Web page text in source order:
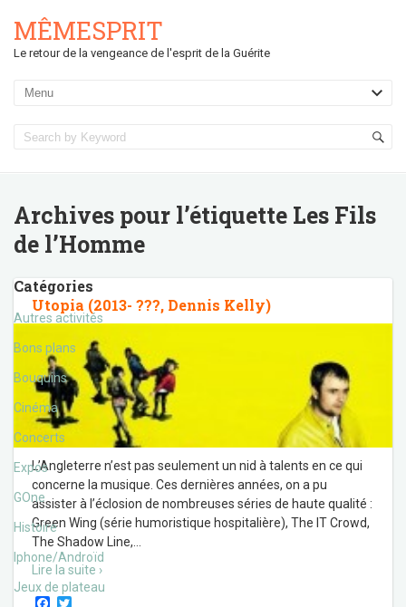
MÊMESPRIT
Le retour de la vengeance de l'esprit de la Guérite
Archives pour l’étiquette Les Fils
de l’Homme
Catégories
Autres activités
Bons plans
Bouquins
Cinéma
Concerts
Expos
GOne
Histoire
Iphone/Androïd
Jeux de plateau
Utopia (2013- ???, Dennis Kelly)
L’Angleterre n’est pas seulement un nid à talents en ce qui
concerne la musique. Ces dernières années, on a pu
assister à l’éclosion de nombreuses séries de haute qualité :
Green Wing (série humoristique hospitalière), The IT Crowd,
The Shadow Line,
Lire la suite ›
F